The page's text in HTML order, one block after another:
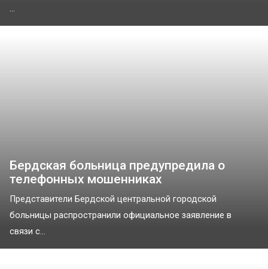
...
Бердская больница предупредила о
телефонных мошенниках
Представители Бердской центральной городской
больницы распространили официальное заявление в
связи с...